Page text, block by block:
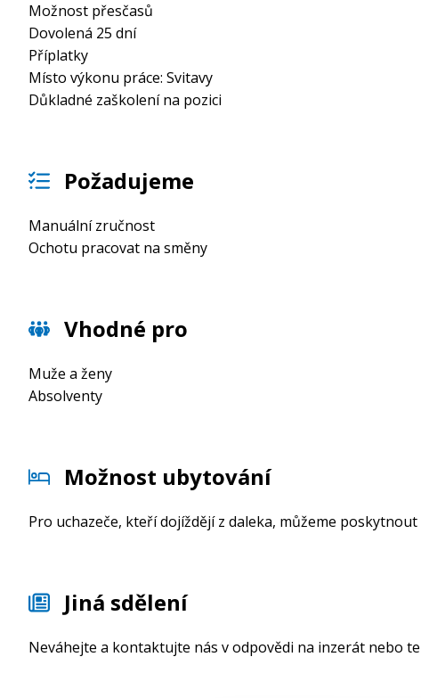
Možnost přesčasů
Dovolená 25 dní
Příplatky
Místo výkonu práce: Svitavy
Důkladné zaškolení na pozici
Požadujeme
Manuální zručnost
Ochotu pracovat na směny
Vhodné pro
Muže a ženy
Absolventy
Možnost ubytování
Pro uchazeče, kteří dojíždějí z daleka, můžeme
Jiná sdělení
Neváhejte a kontaktujte nás v odpovědi na inzerát nebo